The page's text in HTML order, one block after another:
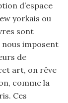
d’espace
yorkais ou
sont
imposent
de
art, on rêve
comme la
Ces